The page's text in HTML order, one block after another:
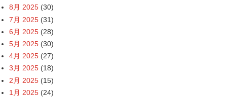
8月 2025 (30)
7月 2025 (31)
6月 2025 (28)
5月 2025 (30)
4月 2025 (27)
3月 2025 (18)
2月 2025 (15)
1月 2025 (24)